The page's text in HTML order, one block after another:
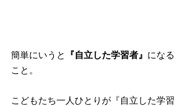
簡単にいうと 『自立した学習者』 になる
こと。
こどもたち一人ひとりが『自立した学習